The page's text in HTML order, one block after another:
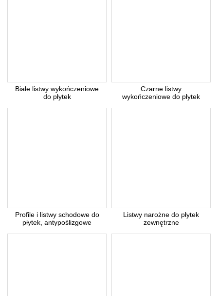
Białe listwy wykończeniowe
do płytek
Czarne listwy
wykończeniowe do płytek
Profile i listwy schodowe do
płytek, antypoślizgowe
Listwy narożne do płytek
zewnętrzne